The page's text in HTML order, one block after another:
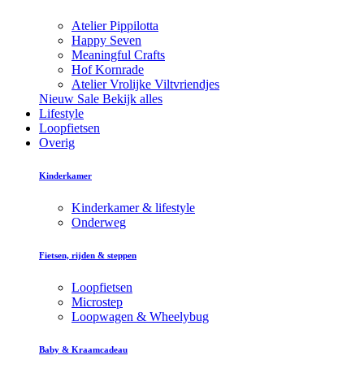
Atelier Pippilotta
Happy Seven
Meaningful Crafts
Hof Kornrade
Atelier Vrolijke Viltvriendjes
Nieuw Sale Bekijk alles
Lifestyle
Loopfietsen
Overig
Kinderkamer
Kinderkamer & lifestyle
Onderweg
Fietsen, rijden & steppen
Loopfietsen
Microstep
Loopwagen & Wheelybug
Baby & Kraamcadeau